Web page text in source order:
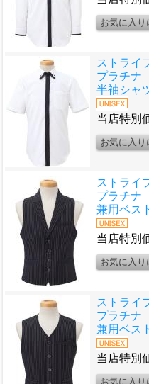
ストライ
プラチナ
半袖シャ
当店特別
ストライ
プラチナ
兼用ベス
当店特別
ストライ
プラチナ
兼用ベス
当店特別